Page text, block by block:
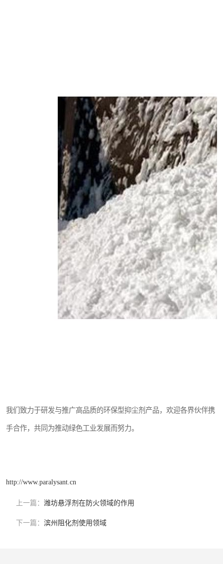
我们致力于研发与推广高品质的环保型抑尘剂产品，欢迎各界伙伴携
手合作，共同为推动绿色工业发展而努力。
http://www.paralysant.cn
上一篇： 潍坊悬浮剂在防火领域的作用
下一篇： 滨州阻化剂使用领域